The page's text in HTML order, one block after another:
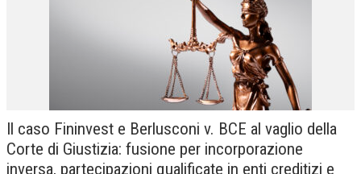
PRASSI
AMMINISTRATIVA
TRIBUTARIA
Il caso Fininvest e Berlusconi v. BCE al vaglio della
Corte di Giustizia: fusione per incorporazione
inversa, partecipazioni qualificate in enti creditizi e